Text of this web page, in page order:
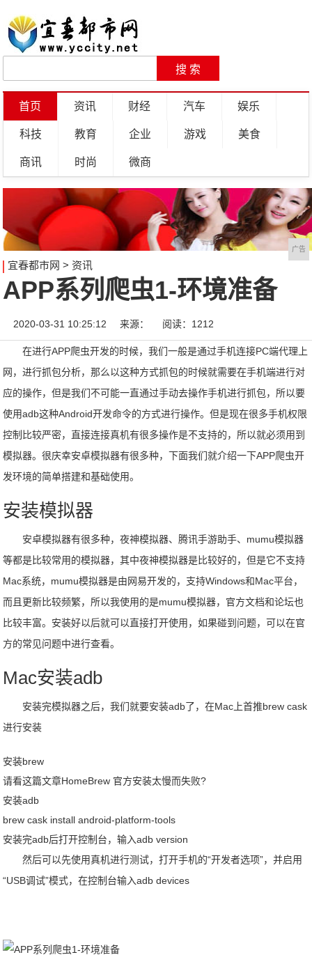
首页 资讯 财经 汽车 娱乐
科技 教育 企业 游戏 美食
商讯 时尚 微商
广告
宜春都市网 > 资讯
APP系列爬虫1-环境准备
2020-03-31 10:25:12 来源： 阅读：1212
在进行APP爬虫开发的时候，我们一般是通过手机连接PC端代理上
网，进行抓包分析，那么以这种方式抓包的时候就需要在手机端进行对
应的操作，但是我们不可能一直通过手动去操作手机进行抓包，所以要
使用adb这种Android开发命令的方式进行操作。但是现在很多手机权限
控制比较严密，直接连接真机有很多操作是不支持的，所以就必须用到
模拟器。很庆幸安卓模拟器有很多种，下面我们就介绍一下APP爬虫开
发环境的简单搭建和基础使用。
安装模拟器
安卓模拟器有很多种，夜神模拟器、腾讯手游助手、mumu模拟器
等都是比较常用的模拟器，其中夜神模拟器是比较好的，但是它不支持
Mac系统，mumu模拟器是由网易开发的，支持Windows和Mac平台，
而且更新比较频繁，所以我使用的是mumu模拟器，官方文档和论坛也
比较丰富。安装好以后就可以直接打开使用，如果碰到问题，可以在官
方的常见问题中进行查看。
Mac安装adb
安装完模拟器之后，我们就要安装adb了，在Mac上首推brew cask
进行安装
安装brew
请看这篇文章HomeBrew 官方安装太慢而失败?
安装adb
brew cask install android-platform-tools
安装完adb后打开控制台，输入adb version
然后可以先使用真机进行测试，打开手机的“开发者选项”，并启用
“USB调试”模式，在控制台输入adb devices